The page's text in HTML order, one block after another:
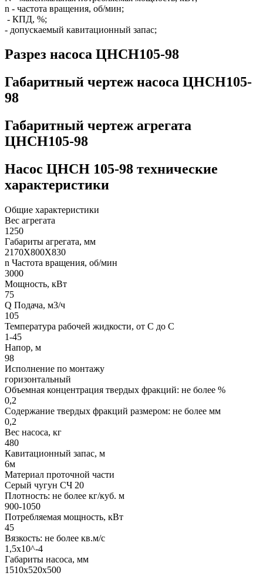
n - частота вращения, об/мин;
- КПД, %;
- допускаемый кавитационный запас;
Разрез насоса ЦНСН105-98
Габаритный чертеж насоса ЦНСН105-
98
Габаритный чертеж агрегата
ЦНСН105-98
Насос ЦНСН 105-98 технические
характеристики
Общие характеристики
Вес агрегата
1250
Габариты агрегата, мм
2170Х800Х830
n Частота вращения, об/мин
3000
Мощность, кВт
75
Q Подача, м3/ч
105
Температура рабочей жидкости, от С до С
1-45
Напор, м
98
Исполнение по монтажу
горизонтальный
Объемная концентрация твердых фракций: не более %
0,2
Содержание твердых фракций размером: не более мм
0,2
Вес насоса, кг
480
Кавитационный запас, м
6м
Материал проточной части
Серый чугун СЧ 20
Плотность: не более кг/куб. м
900-1050
Потребляемая мощность, кВт
45
Вязкость: не более кв.м/с
1,5х10^-4
Габариты насоса, мм
1510х520х500